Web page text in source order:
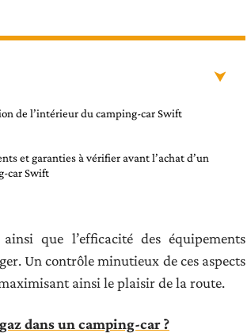
de l’intérieur du camping-car Swift
et garanties à vérifier avant l’achat d’un
car Swift
que l’efficacité des équipements
Un contrôle minutieux de ces aspects
ainsi le plaisir de la route.
dans un camping-car ?